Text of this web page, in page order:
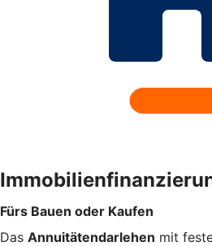
Fürs Bauen oder Kaufen
Das Annuitätendarlehen mit